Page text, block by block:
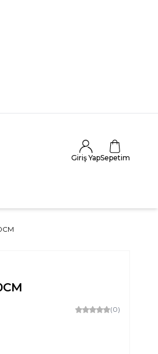
Giriş YapSepetim
(0)